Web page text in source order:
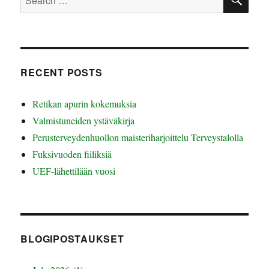
for:
RECENT POSTS
Retikan apurin kokemuksia
Valmistuneiden ystäväkirja
Perusterveydenhuollon maisteriharjoittelu Terveystalolla
Fuksivuoden fiiliksiä
UEF-lähettilään vuosi
BLOGIPOSTAUKSET